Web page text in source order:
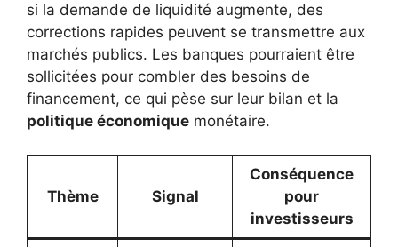
si la demande de liquidité augmente, des
corrections rapides peuvent se transmettre aux
marchés publics. Les banques pourraient être
sollicitées pour combler des besoins de
financement, ce qui pèse sur leur bilan et la
politique économique monétaire.
Thème Signal
Conséquence
pour
investisseurs